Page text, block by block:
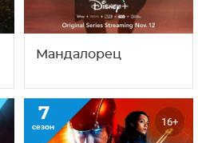
Мандалорец
7
сезон 16+